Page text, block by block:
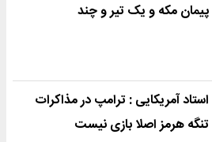
پیمان مکه و یک تیر و چند
استاد آمریکایی : ترامپ در مذاکرات
تنگه هرمز اصلا بازی نیست